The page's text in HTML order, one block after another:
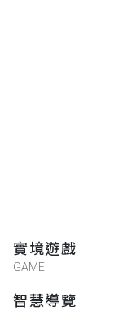
實境遊戲
GAME
智慧導覽